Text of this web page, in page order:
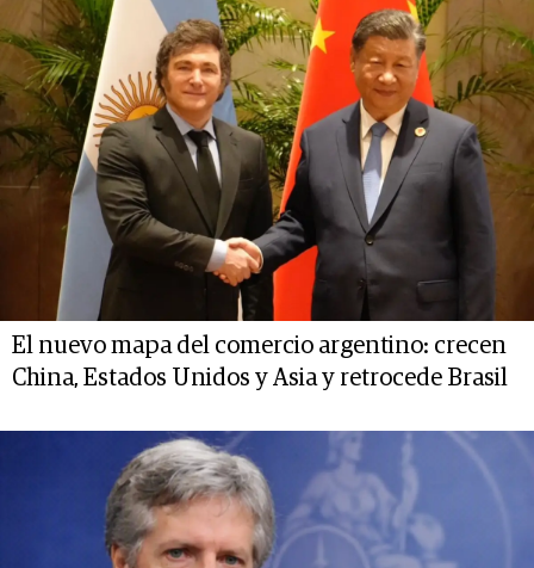
El nuevo mapa del comercio argentino: crecen
China, Estados Unidos y Asia y retrocede Brasil